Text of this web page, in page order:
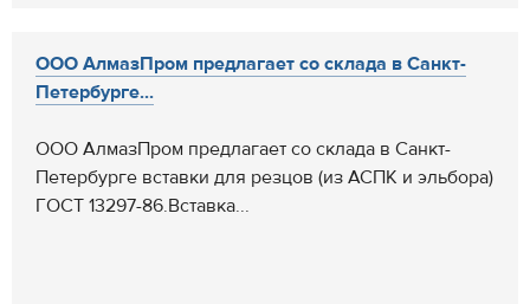
ООО АлмазПром предлагает со склада в Санкт-
Петербурге...
ООО АлмазПром предлагает со склада в Санкт-
Петербурге вставки для резцов (из АСПК и эльбора)
ГОСТ 13297-86.Вставка...